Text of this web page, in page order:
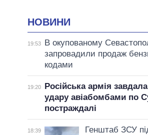
НОВИНИ
19:53
В окупованому
запровадили продаж
кодами
19:20
Російська армія
удару авіабомбами по
постраждалі
18:39
Генштаб ЗСУ